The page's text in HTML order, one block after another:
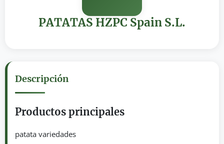
PATATAS HZPC Spain S.L.
Descripción
Productos principales
patata variedades